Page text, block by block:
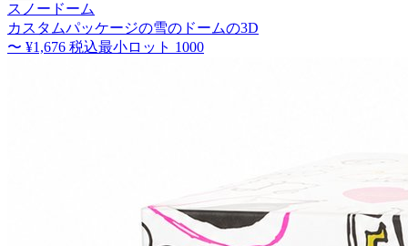
スノードーム
カスタムパッケージの雪のドームの3D
〜 ¥1,676 税込最小ロット 1000